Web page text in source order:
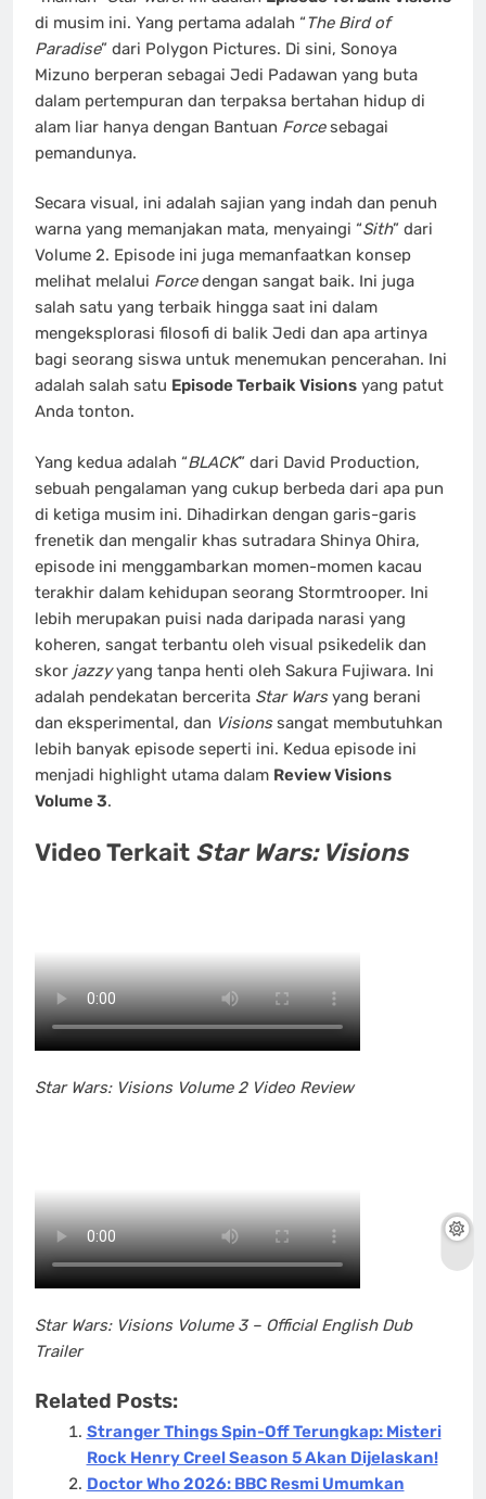
di musim ini. Yang pertama adalah “The Bird of
Paradise” dari Polygon Pictures. Di sini, Sonoya
Mizuno berperan sebagai Jedi Padawan yang buta
dalam pertempuran dan terpaksa bertahan hidup di
alam liar hanya dengan Bantuan Forcesebagai
pemandunya.
Secara visual, ini adalah sajian yang indah dan penuh
warna yang memanjakan mata, menyaingi “Sith” dari
Volume 2. Episode ini juga memanfaatkan konsep
melihat melalui Forcedengan sangat baik. Ini juga
salah satu yang terbaik hingga saat ini dalam
mengeksplorasi filosofi di balik Jedi dan apa artinya
bagi seorang siswa untuk menemukan pencerahan. Ini
adalah salah satu Episode Terbaik Visions yang patut
Anda tonton.
Yang kedua adalah “BLACK” dari David Production,
sebuah pengalaman yang cukup berbeda dari apa pun
di ketiga musim ini. Dihadirkan dengan garis-garis
frenetik dan mengalir khas sutradara Shinya Ohira,
episode ini menggambarkan momen-momen kacau
terakhir dalam kehidupan seorang Stormtrooper. Ini
lebih merupakan puisi nada daripada narasi yang
koheren, sangat terbantu oleh visual psikedelik dan
skor jazzyyang tanpa henti oleh Sakura Fujiwara. Ini
adalah pendekatan bercerita Star Warsyang berani
dan eksperimental, dan Visionssangat membutuhkan
lebih banyak episode seperti ini. Kedua episode ini
menjadi highlight utama dalam Review Visions
Volume 3.
Video Terkait Star Wars: Visions
Star Wars: Visions Volume 2 Video Review
Star Wars: Visions Volume 3 – Official English Dub
Trailer
Related Posts:
Stranger Things Spin-Off Terungkap: Misteri
Rock Henry Creel Season 5 Akan Dijelaskan!
Doctor Who 2026: BBC Resmi Umumkan